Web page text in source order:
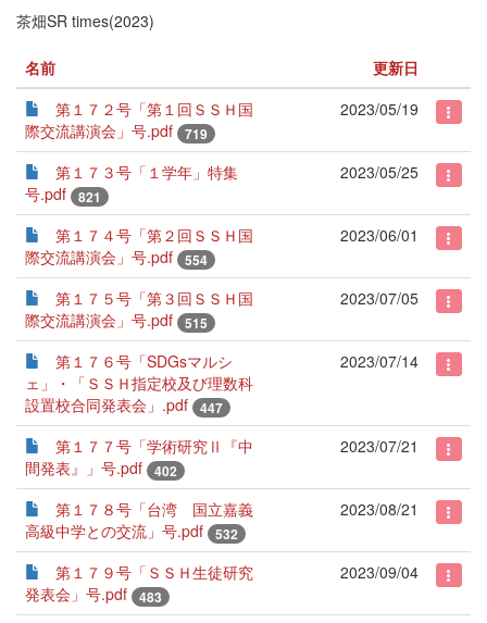
茶畑SR times(2023)
名前
更新日
第１７２号「第１回ＳＳＨ国
際交流講演会」号.pdf
719
2023/05/19
第１７３号「１学年」特集
号.pdf
821
2023/05/25
第１７４号「第２回ＳＳＨ国
際交流講演会」号.pdf
554
2023/06/01
第１７５号「第３回ＳＳＨ国
際交流講演会」号.pdf
515
2023/07/05
第１７６号「SDGsマルシ
ェ」・「ＳＳＨ指定校及び理数科
設置校合同発表会」.pdf
447
2023/07/14
第１７７号「学術研究Ⅱ『中
間発表』」号.pdf
402
2023/07/21
第１７８号「台湾 国立嘉義
高級中学との交流」号.pdf
532
2023/08/21
第１７９号「ＳＳＨ生徒研究
発表会」号.pdf
483
2023/09/04